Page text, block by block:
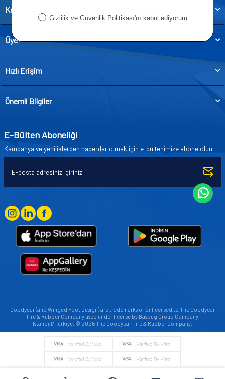
Kategoriler
Üye
Hızlı Erişim
Önemli Bilgiler
E-Bülten Aboneliği
Kampanya ve yeniliklerden haberdar olmak için e-bültenimize abone olun!
Goodyear (and Winged Foot Design) are trademarks of or licensed to The Goodyear
Tire & Rubber Company used under license by Basbug Group Company,
Istanbul/Türkiye. © 2026 The Goodyear Tire & Rubber Company.